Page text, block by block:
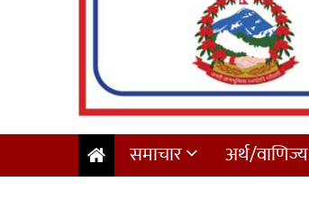
समाचार अर्थ/वाणिज्य